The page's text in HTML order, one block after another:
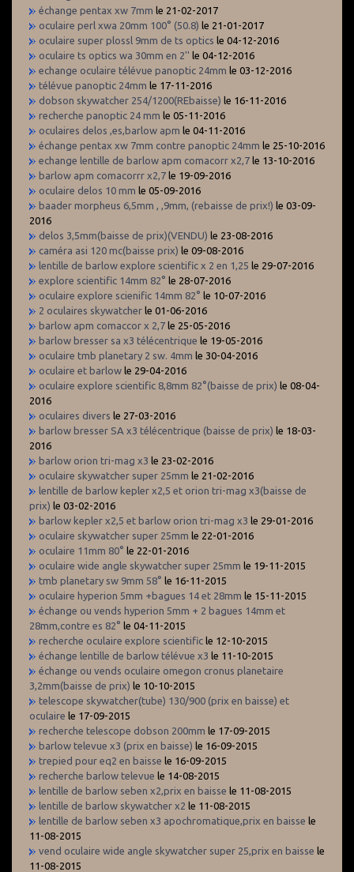
échange pentax xw 7mm le 21-02-2017
oculaire perl xwa 20mm 100° (50.8) le 21-01-2017
oculaire super plossl 9mm de ts optics le 04-12-2016
oculaire ts optics wa 30mm en 2'' le 04-12-2016
echange oculaire télévue panoptic 24mm le 03-12-2016
télévue panoptic 24mm le 17-11-2016
dobson skywatcher 254/1200(REbaisse) le 16-11-2016
recherche panoptic 24 mm le 05-11-2016
oculaires delos ,es,barlow apm le 04-11-2016
échange pentax xw 7mm contre panoptic 24mm le 25-10-2016
echange lentille de barlow apm comacorr x2,7 le 13-10-2016
barlow apm comacorrr x2,7 le 19-09-2016
oculaire delos 10 mm le 05-09-2016
baader morpheus 6,5mm , ,9mm, (rebaisse de prix!) le 03-09-
2016
delos 3,5mm(baisse de prix)(VENDU) le 23-08-2016
caméra asi 120 mc(baisse prix) le 09-08-2016
lentille de barlow explore scientific x 2 en 1,25 le 29-07-2016
explore scientific 14mm 82° le 28-07-2016
oculaire explore scienific 14mm 82° le 10-07-2016
2 oculaires skywatcher le 01-06-2016
barlow apm comaccor x 2,7 le 25-05-2016
barlow bresser sa x3 télécentrique le 19-05-2016
oculaire tmb planetary 2 sw. 4mm le 30-04-2016
oculaire et barlow le 29-04-2016
oculaire explore scientific 8,8mm 82°(baisse de prix) le 08-04-
2016
oculaires divers le 27-03-2016
barlow bresser SA x3 télécentrique (baisse de prix) le 18-03-
2016
barlow orion tri-mag x3 le 23-02-2016
oculaire skywatcher super 25mm le 21-02-2016
lentille de barlow kepler x2,5 et orion tri-mag x3(baisse de
prix) le 03-02-2016
barlow kepler x2,5 et barlow orion tri-mag x3 le 29-01-2016
oculaire skywatcher super 25mm le 22-01-2016
oculaire 11mm 80° le 22-01-2016
oculaire wide angle skywatcher super 25mm le 19-11-2015
tmb planetary sw 9mm 58° le 16-11-2015
oculaire hyperion 5mm +bagues 14 et 28mm le 15-11-2015
échange ou vends hyperion 5mm + 2 bagues 14mm et
28mm,contre es 82° le 04-11-2015
recherche oculaire explore scientific le 12-10-2015
échange lentille de barlow télévue x3 le 11-10-2015
échange ou vends oculaire omegon cronus planetaire
3,2mm(baisse de prix) le 10-10-2015
telescope skywatcher(tube) 130/900 (prix en baisse) et
oculaire le 17-09-2015
recherche telescope dobson 200mm le 17-09-2015
barlow televue x3 (prix en baisse) le 16-09-2015
trepied pour eq2 en baisse le 16-09-2015
recherche barlow televue le 14-08-2015
lentille de barlow seben x2,prix en baisse le 11-08-2015
lentille de barlow skywatcher x2 le 11-08-2015
lentille de barlow seben x3 apochromatique,prix en baisse le
11-08-2015
vend oculaire wide angle skywatcher super 25,prix en baisse le
11-08-2015